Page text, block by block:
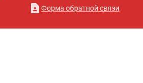
contact_page Форма обратной связи